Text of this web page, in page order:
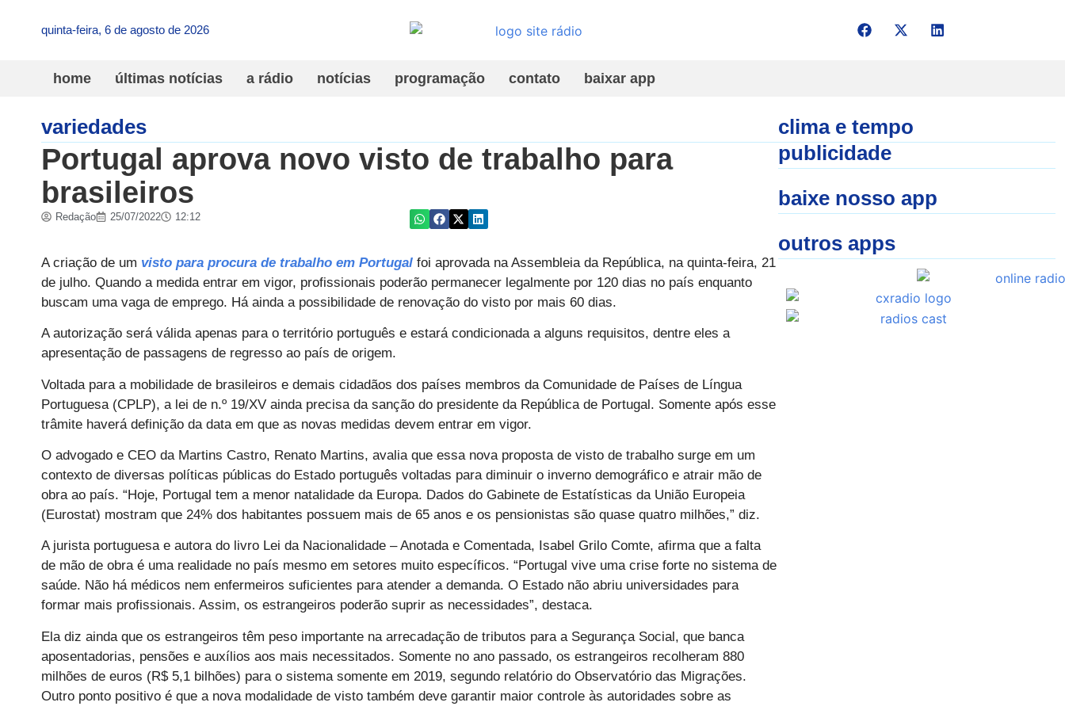
quinta-feira, 6 de agosto de 2026
home últimas notícias a rádio notícias programação contato baixar app
variedades
Portugal aprova novo visto de trabalho para
brasileiros
Redação 25/07/2022 12:12
A criação de um visto para procura de trabalho em Portugal foi aprovada na Assembleia da República, na quinta-feira, 21
de julho. Quando a medida entrar em vigor, profissionais poderão permanecer legalmente por 120 dias no país enquanto
buscam uma vaga de emprego. Há ainda a possibilidade de renovação do visto por mais 60 dias.
A autorização será válida apenas para o território português e estará condicionada a alguns requisitos, dentre eles a
apresentação de passagens de regresso ao país de origem.
Voltada para a mobilidade de brasileiros e demais cidadãos dos países membros da Comunidade de Países de Língua
Portuguesa (CPLP), a lei de n.º 19/XV ainda precisa da sanção do presidente da República de Portugal. Somente após esse
trâmite haverá definição da data em que as novas medidas devem entrar em vigor.
O advogado e CEO da Martins Castro, Renato Martins, avalia que essa nova proposta de visto de trabalho surge em um
contexto de diversas políticas públicas do Estado português voltadas para diminuir o inverno demográfico e atrair mão de
obra ao país. “Hoje, Portugal tem a menor natalidade da Europa. Dados do Gabinete de Estatísticas da União Europeia
(Eurostat) mostram que 24% dos habitantes possuem mais de 65 anos e os pensionistas são quase quatro milhões,” diz.
A jurista portuguesa e autora do livro Lei da Nacionalidade – Anotada e Comentada, Isabel Grilo Comte, afirma que a falta
de mão de obra é uma realidade no país mesmo em setores muito específicos. “Portugal vive uma crise forte no sistema de
saúde. Não há médicos nem enfermeiros suficientes para atender a demanda. O Estado não abriu universidades para
formar mais profissionais. Assim, os estrangeiros poderão suprir as necessidades”, destaca.
Ela diz ainda que os estrangeiros têm peso importante na arrecadação de tributos para a Segurança Social, que banca
aposentadorias, pensões e auxílios aos mais necessitados. Somente no ano passado, os estrangeiros recolheram 880
milhões de euros (R$ 5,1 bilhões) para o sistema somente em 2019, segundo relatório do Observatório das Migrações.
Outro ponto positivo é que a nova modalidade de visto também deve garantir maior controle às autoridades sobre as
clima e tempo
publicidade
baixe nosso app
outros apps